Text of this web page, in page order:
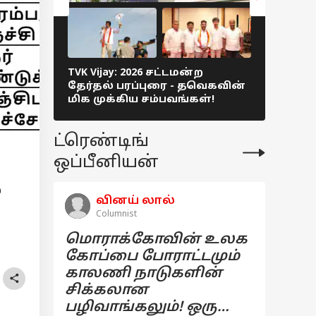
TVK Vijay: 2026 சட்டமன்ற
தேர்தல் பரப்புரை - தவெகவின்
மிக முக்கிய சம்பவங்கள்!
ட்ரெண்டிங்
ஒப்பீனியன்
வினய் லால்
Columnist
மொராக்கோவின் உலக
கோப்பை போராட்டமும்
காலணி நாடுகளின்
சிக்கலான
பழிவாங்கலும்! ஒரு